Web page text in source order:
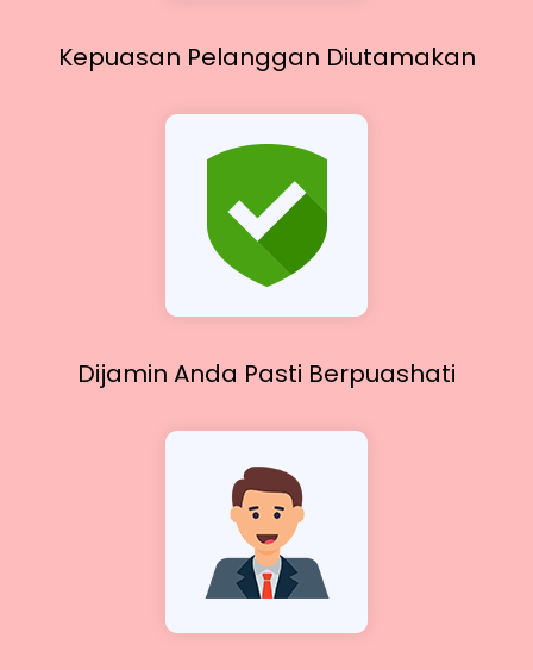
Kepuasan Pelanggan Diutamakan
Dijamin Anda Pasti Berpuashati